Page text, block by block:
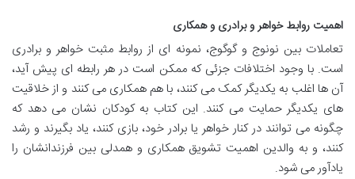
اهمیت روابط خواهر و برادری و همکاری
تعاملات بین نونوج و گوگوج، نمونه ای از روابط مثبت خواهر و برادری
است. با وجود اختلافات جزئی که ممکن است در هر رابطه ای پیش آید،
آن ها اغلب به یکدیگر کمک می کنند، با هم همکاری می کنند و از خلاقیت
های یکدیگر حمایت می کنند. این کتاب به کودکان نشان می دهد که
چگونه می توانند در کنار خواهر یا برادر خود، بازی کنند، یاد بگیرند و رشد
کنند، و به والدین اهمیت تشویق همکاری و همدلی بین فرزندانشان را
یادآور می شود.